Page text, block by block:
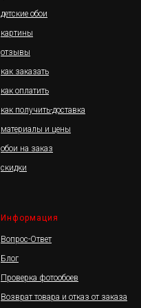
детские обои
картины
отзывы
как заказать
как оплатить
как получить-доставка
материалы и цены
обои на заказ
скидки
Информация
Вопрос-Ответ
Блог
Проверка фотообоев
Возврат товара и отказ от заказа